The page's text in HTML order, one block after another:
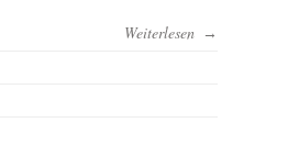
Weiterlesen →